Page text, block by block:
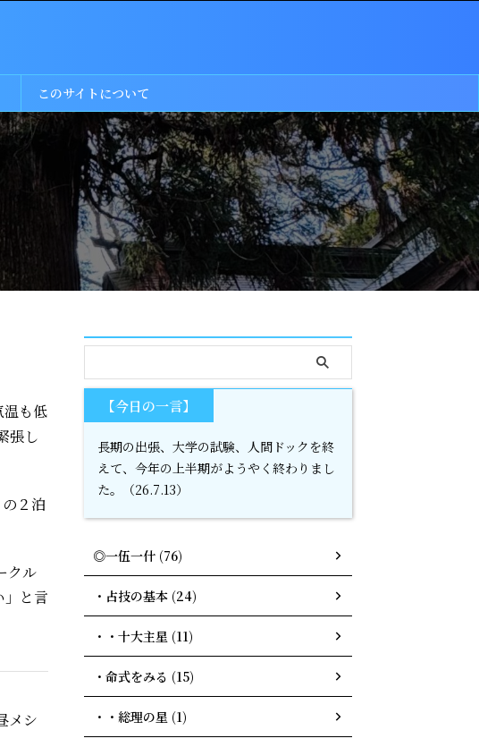
このサイトについて
温も低
張し
２泊
クル
」と言
メシ
【今日の一言】
長期の出張、大学の試験、人間ドックを終
えて、今年の上半期がようやく終わりまし
た。（26.7.13）
◎一伍一什 (76)
・占技の基本 (24)
・・十大主星 (11)
・命式をみる (15)
・・総理の星 (1)